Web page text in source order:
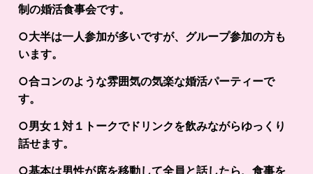
制の婚活食事会です。
○大半は一人参加が多いですが、グループ参加の方も
います。
○合コンのような雰囲気の気楽な婚活パーティーで
す。
○男女１対１トークでドリンクを飲みながらゆっくり
話せます。
○基本は男性が席を移動して全員と話したら、食事を